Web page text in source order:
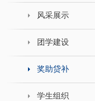
风采展示
团学建设
奖助贷补
学生组织